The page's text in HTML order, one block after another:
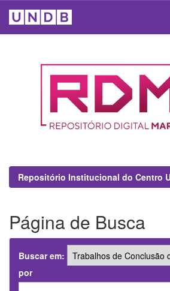
Repositório Institucional do Centro
Página de Busca
Buscar em:
por